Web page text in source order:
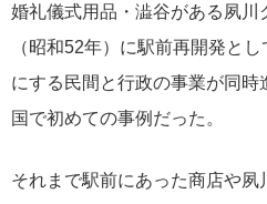
婚礼儀式用品・澁谷がある夙
（昭和52年）に駅前再開発と
にする民間と行政の事業が同
国で初めての事例だった。
それまで駅前にあった商店や夙